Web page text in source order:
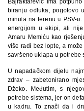
biranju odluka, pogotovo
minuta na terenu u PSV-
energijom u ekipi, ali
Amaru Memiću kao
više radi bez lopte, a
savršeno uklapa u potrebe
U napadačkom dijelu
zdrav – zabetonirano
Džeko. Međutim, s
potrebe sistema, jer on
u kadru. To znači da i